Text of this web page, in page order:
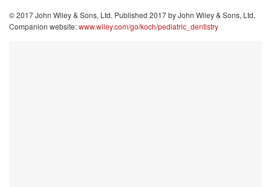
© 2017 John Wiley & Sons, Ltd. Published 2017 by John Wiley & Sons, Ltd.
Companion website:www.wiley.com/go/koch/pediatric_dentistry